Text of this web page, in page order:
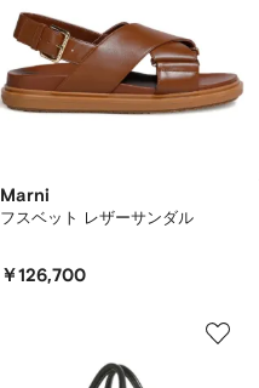
Marni
フスベット レザーサンダル
￥126,700